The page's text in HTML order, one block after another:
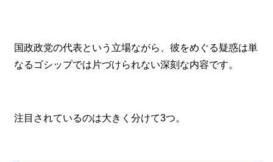
国政政党の代表という立場ながら、彼をめぐる疑惑は単
なるゴシップでは片づけられない深刻な内容です。
注目されているのは大きく分けて3つ。